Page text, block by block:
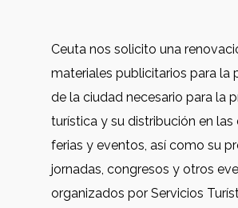
Ceuta nos solicito una
materiales publicitarios para la
de la ciudad necesario para la
turística y su distribución en las
ferias y eventos, así como su
jornadas, congresos y otros
organizados por Servicios